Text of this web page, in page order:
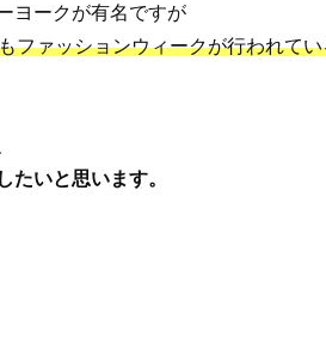
ヨークが有名ですが
ファッションウィークが行われて
いと思います。